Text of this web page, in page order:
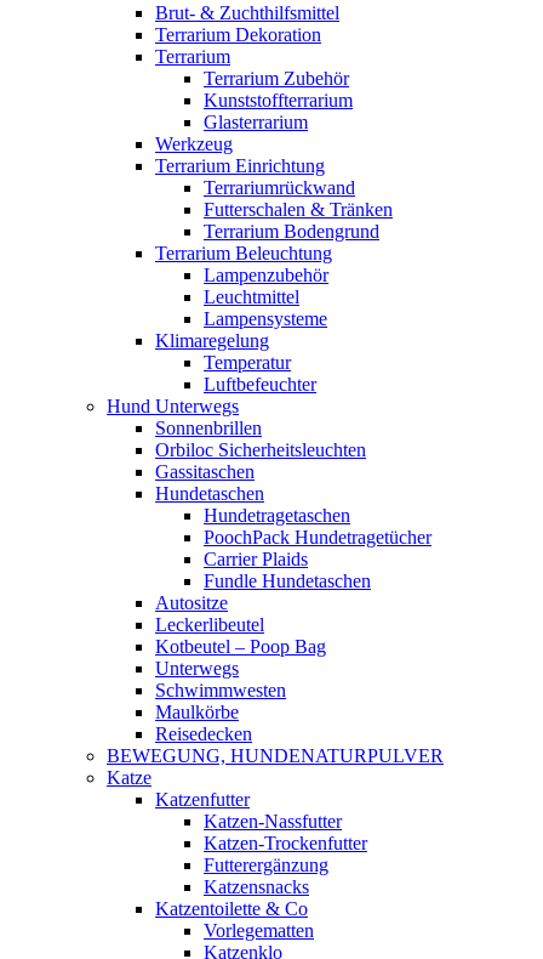
Brut- & Zuchthilfsmittel
Terrarium Dekoration
Terrarium
Terrarium Zubehör
Kunststoffterrarium
Glasterrarium
Werkzeug
Terrarium Einrichtung
Terrariumrückwand
Futterschalen & Tränken
Terrarium Bodengrund
Terrarium Beleuchtung
Lampenzubehör
Leuchtmittel
Lampensysteme
Klimaregelung
Temperatur
Luftbefeuchter
Hund Unterwegs
Sonnenbrillen
Orbiloc Sicherheitsleuchten
Gassitaschen
Hundetaschen
Hundetragetaschen
PoochPack Hundetragetücher
Carrier Plaids
Fundle Hundetaschen
Autositze
Leckerlibeutel
Kotbeutel – Poop Bag
Unterwegs
Schwimmwesten
Maulkörbe
Reisedecken
BEWEGUNG, HUNDENATURPULVER
Katze
Katzenfutter
Katzen-Nassfutter
Katzen-Trockenfutter
Futterergänzung
Katzensnacks
Katzentoilette & Co
Vorlegematten
Katzenklo